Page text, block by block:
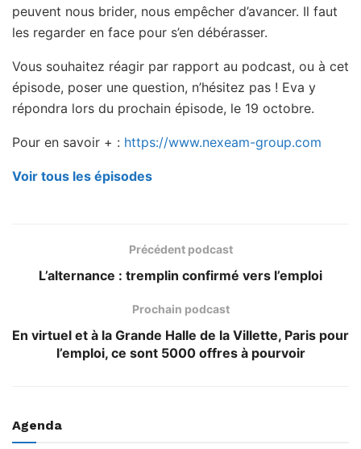
peuvent nous brider, nous empêcher d’avancer. Il faut
les regarder en face pour s’en débérasser.
Vous souhaitez réagir par rapport au podcast, ou à cet
épisode, poser une question, n’hésitez pas ! Eva y
répondra lors du prochain épisode, le 19 octobre.
Pour en savoir + : https://www.nexeam-group.com
Voir tous les épisodes
Précédent podcast
L’alternance : tremplin confirmé vers l’emploi
Prochain podcast
En virtuel et à la Grande Halle de la Villette, Paris pour
l’emploi, ce sont 5000 offres à pourvoir
Agenda